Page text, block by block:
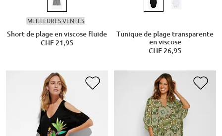
MEILLEURES VENTES
Short de plage en viscose fluide
CHF 21,95
Tunique de plage transparente
en viscose
CHF 26,95